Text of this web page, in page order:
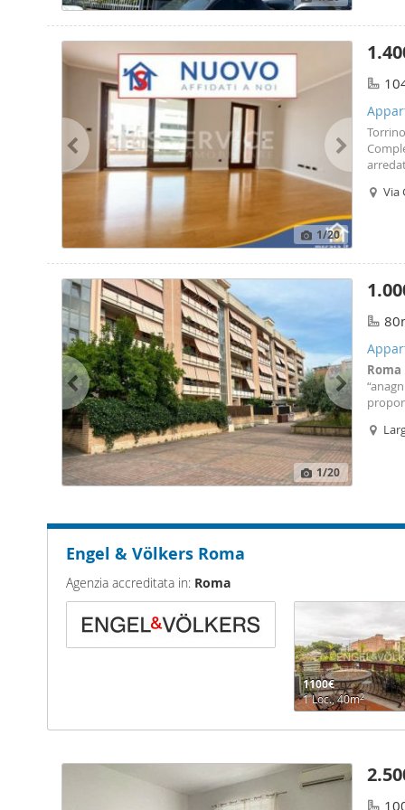
1/20
Via
1/20
Roma
Engel & Völkers Roma
Agenzia accreditata in: Roma
1100€
1 Loc., 40m2